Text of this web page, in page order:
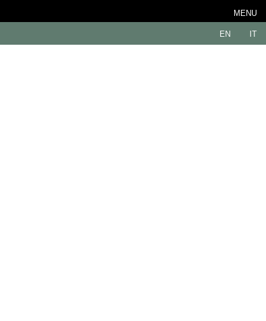
MENU
EN IT